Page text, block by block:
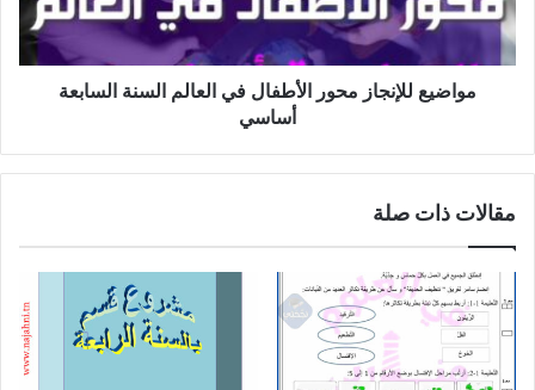
السنة
السابعة
أساسي
مواضيع للإنجاز محور الأطفال في العالم السنة السابعة
أساسي
مقالات ذات صلة